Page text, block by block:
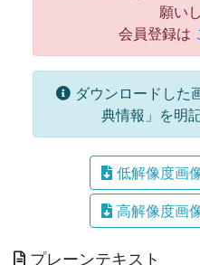
願い
会員登録は
ダウンロードした
典情報」を明
低解像度画
高解像度画
プレーンテキスト